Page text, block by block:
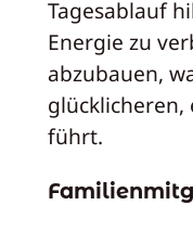
Tagesablauf
Energie zu
abzubauen,
führt.